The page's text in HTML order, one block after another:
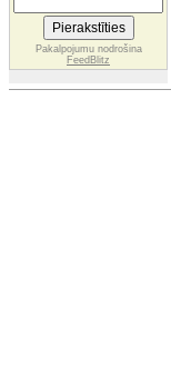
Pakalpojumu nodrošina
FeedBlitz